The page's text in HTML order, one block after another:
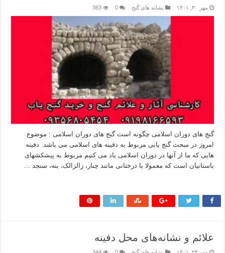
مهر ۳۰, ۱۴۰۱ نشانه های گنج 0
383
گنج های دوران اسلامی چگونه است گنج های دوران اسلامی : موضوع
امروز در مبحث گنج یابی مربوط به دفینه های اسلامی می باشد. دفینه
هایی که ما از آنها در دوران اسلامی یاد می کنیم مربوط به پیشکشهای
باستانیان است که معمولا با درختانی مانند چنار، زالزالک، بنه، سنجد …
علائم و نشانه‌های محل دفینه